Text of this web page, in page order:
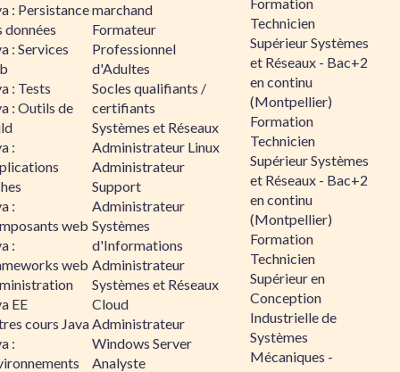
: Persistance
données
: Services
: Tests
: Outils de
:
:
web
:
web
EE
cours Java
:
marchand
Formateur
Professionnel
d'Adultes
Socles qualifiants /
certifiants
Systèmes et Réseaux
Administrateur Linux
Administrateur
Support
Administrateur
Systèmes
d'Informations
Administrateur
Systèmes et Réseaux
Cloud
Administrateur
Windows Server
Analyste
Technicien
Supérieur Systèmes
et Réseaux - Bac+2
en continu
(Montpellier)
Formation
Technicien
Supérieur Systèmes
et Réseaux - Bac+2
en continu
(Montpellier)
Formation
Technicien
Supérieur en
Conception
Industrielle de
Systèmes
Mécaniques -